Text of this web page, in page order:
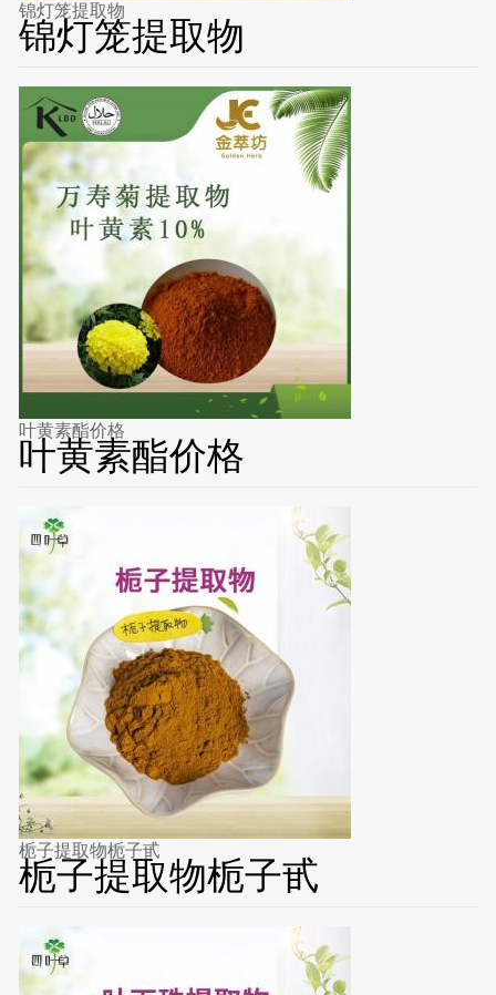
锦灯笼提取物
锦灯笼提取物
叶黄素酯价格
叶黄素酯价格
栀子提取物栀子甙
栀子提取物栀子甙